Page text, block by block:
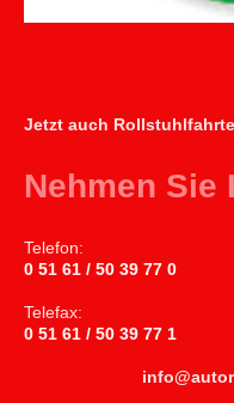
Jetzt auch
Nehmen Sie
Telefon:
0 51 61 / 50 39 77 0
Telefax:
0 51 61 / 50 39 77 1